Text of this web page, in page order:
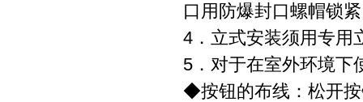
口用防爆封口螺帽锁
4．立式安装须用专用
5．对于在室外环境下
◆按钮的布线：松开